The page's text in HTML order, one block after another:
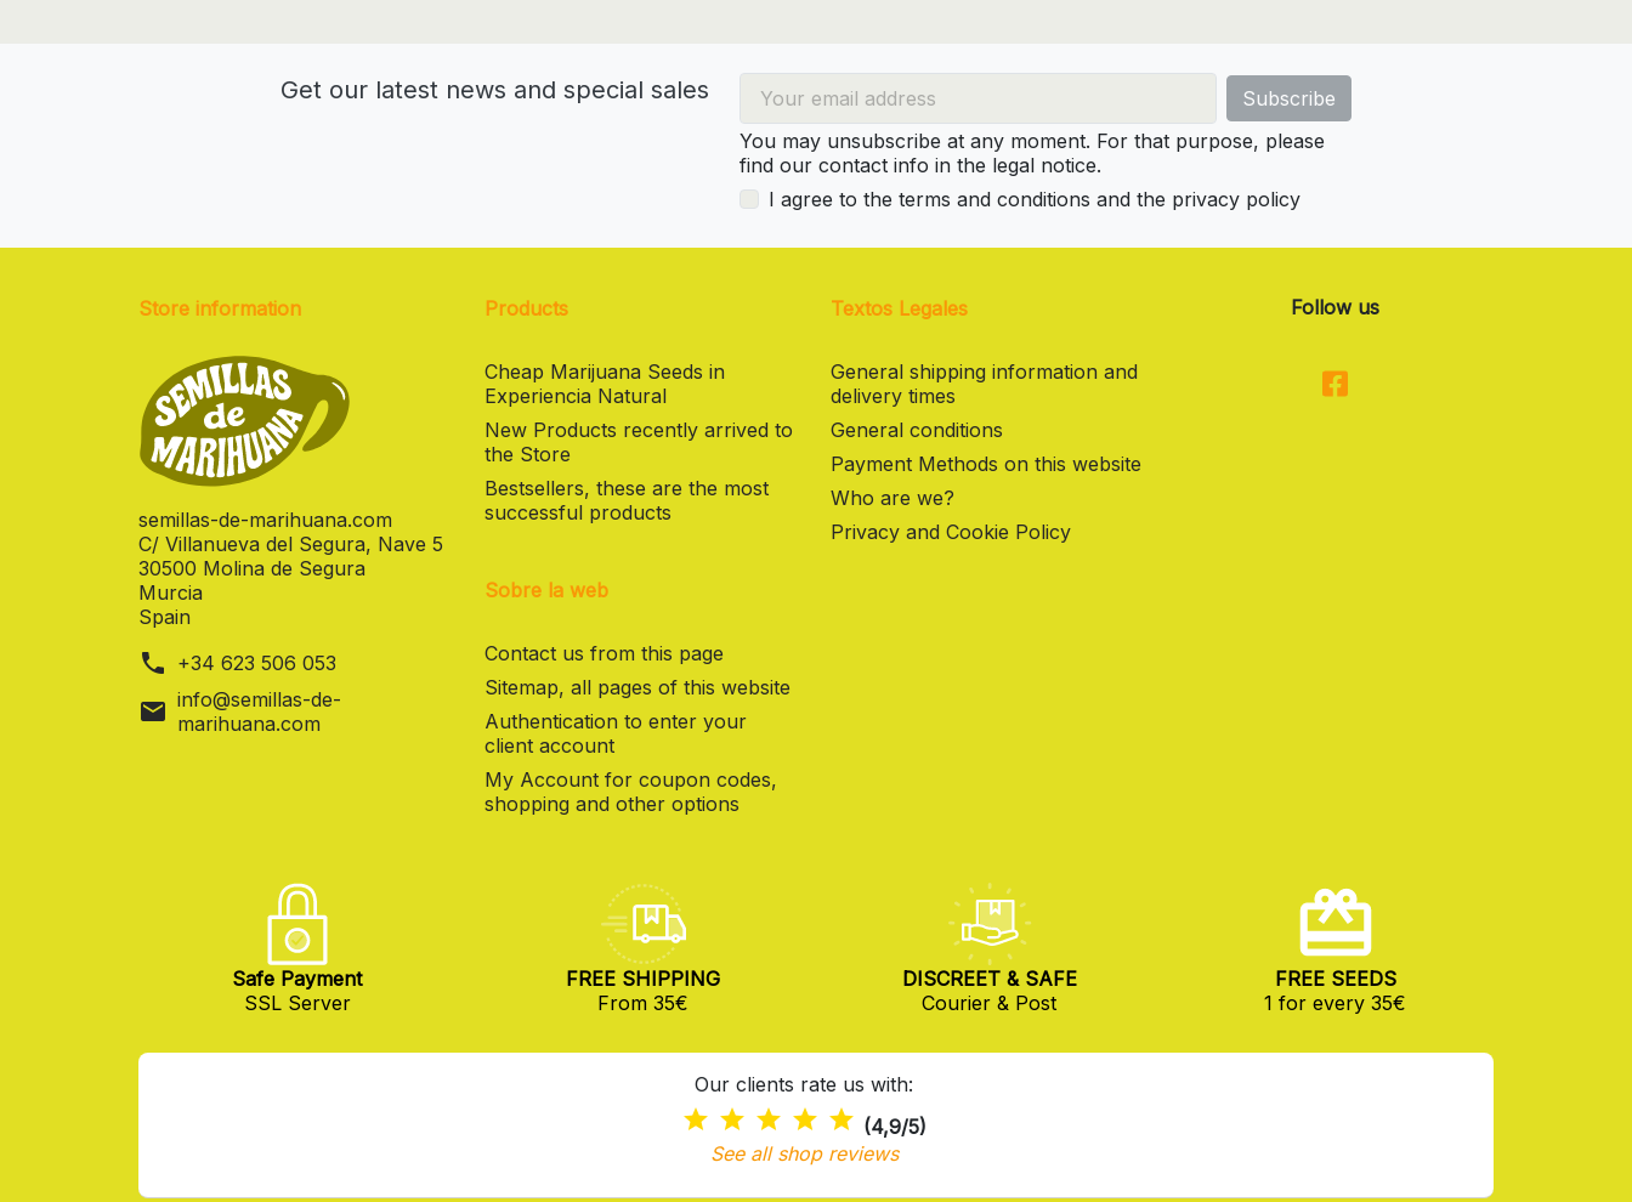
Get our latest news and special sales
You may unsubscribe at any moment. For that purpose, please
find our contact info in the legal notice.
I agree to the terms and conditions and the privacy policy
Store information
semillas-de-marihuana.com
C/ Villanueva del Segura, Nave 5
30500 Molina de Segura
Murcia
Spain
phone +34 623 506 053
mail info@semillas-de-
marihuana.com
Products
Cheap Marijuana Seeds in
Experiencia Natural
New Products recently arrived to
the Store
Bestsellers, these are the most
successful products
Sobre la web
Contact us from this page
Sitemap, all pages of this website
Authentication to enter your
client account
My Account for coupon codes,
shopping and other options
Textos Legales
General shipping information and
delivery times
General conditions
Payment Methods on this website
Who are we?
Privacy and Cookie Policy
Follow us
Safe Payment
SSL Server
FREE SHIPPING
From 35€
DISCREET & SAFE
Courier & Post
FREE SEEDS
1 for every 35€
Our clients rate us with:
(4,9/5)
See all shop reviews